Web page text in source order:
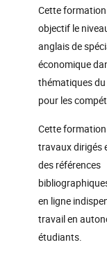
Cette
objectif le
anglais de
économique
thématiques
pour les
Cette
travaux dirigés
des références
en ligne
travail en
étudiants.